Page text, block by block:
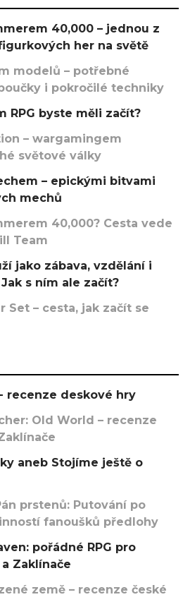
40,000 – jednou z
her na světě
modelů – potřebné
i pokročilé techniky
RPG byste měli začít?
– wargamingem
světové války
– epickými bitvami
mechů
40,000? Cesta vede
Team
jako zábava, vzdělání i
s ním ale začít?
Set – cesta, jak začít se
recenze deskové hry
Old World – recenze
aneb Stojíme ještě o
prstenů: Putování po
fanoušků předlohy
pořádné RPG pro
Zaklínače
země – recenze české